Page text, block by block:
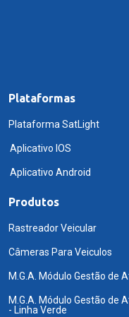
Plataformas
Plataforma SatLight
Aplicativo IOS
Aplicativo Android
Produtos
Rastreador Veicular
Câmeras Para Veiculos
M.G.A. Módulo Gestão de
M.G.A. Módulo Gestão de
- Linha Verde